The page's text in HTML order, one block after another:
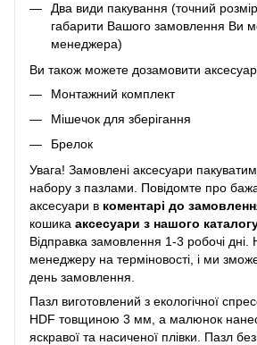
Два види пакування (точний
габарити Вашого замовлення Ви
менеджера)
Ви також можете дозамовити
Монтажний комплект
Мішечок для зберігання
Брелок
Увага! Замовлені аксесуари
набору з пазлами. Повідомте про
аксесуари в коментарі до
кошика аксесуари з нашого
Відправка замовлення 1-3 робочі дні.
менеджеру на терміновості, і ми
день замовлення.
Пазл виготовлений з екологічної
HDF товщиною 3 мм, а малюнок
яскравої та насиченої плівки. Пазл